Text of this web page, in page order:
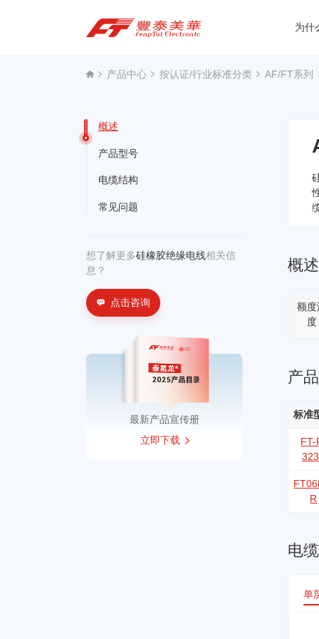
为什
联系我们
产品中心 按认证/行业标准分类 AF/FT系列
概述
产品型号
电缆结构
常见问题
想了解更多硅橡胶绝缘电线相关信
息？
点击咨询
最新产品宣传册
立即下载
概述
额度
度
产
标准
FT-
R
电
单